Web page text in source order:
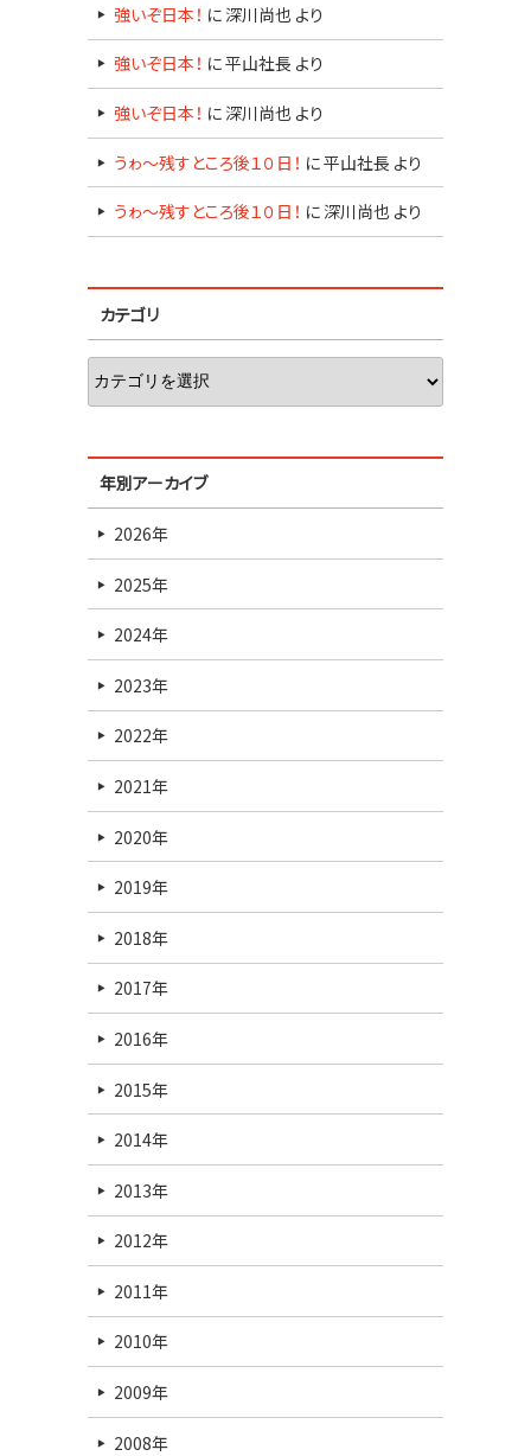
強いぞ日本！ に 深川尚也 より
強いぞ日本！ に平山社長 より
強いぞ日本！ に 深川尚也 より
うゎ～残すところ後１０日！ に平山社長 より
うゎ～残すところ後１０日！ に 深川尚也 より
カテゴリ
年別アーカイブ
2026年
2025年
2024年
2023年
2022年
2021年
2020年
2019年
2018年
2017年
2016年
2015年
2014年
2013年
2012年
2011年
2010年
2009年
2008年